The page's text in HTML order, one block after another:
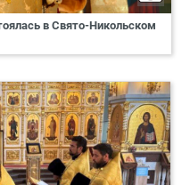
в Свято-Никольском